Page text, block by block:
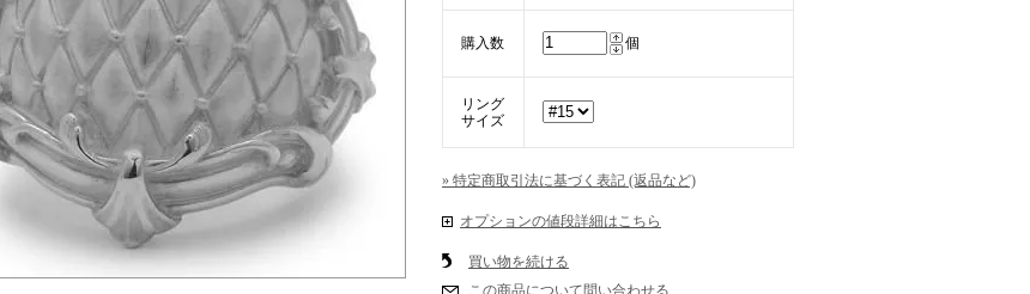
購入数 個
リング
サイズ
» 特定商取引法に基づく表記 (返品など)
オプションの値段詳細はこちら
買い物を続ける
この商品について問い合わせる